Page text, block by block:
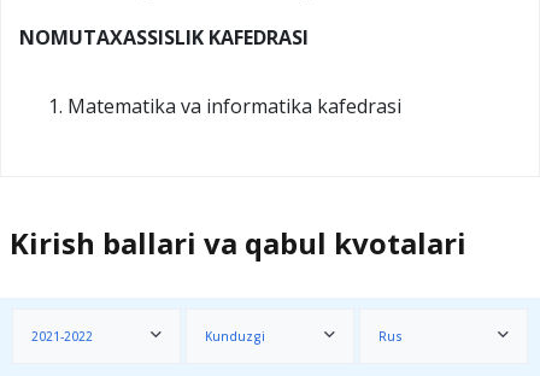
NOMUTAXASSISLIK KAFEDRASI
Matematika va informatika kafedrasi
Kirish ballari va qabul kvotalari
2021-2022 Kunduzgi Rus